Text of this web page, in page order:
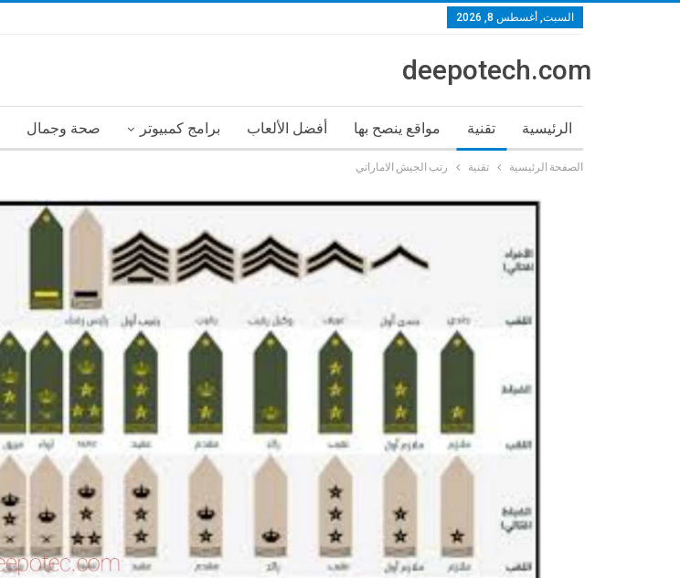
السبت, أغسطس 8, 2026
deepotech.com
الرئيسية تقنية مواقع ينصح بها أفضل الألعاب برامج كمبيوتر صحة وجمال
الصفحة الرئيسية تقنية رتب الجيش الاماراتي